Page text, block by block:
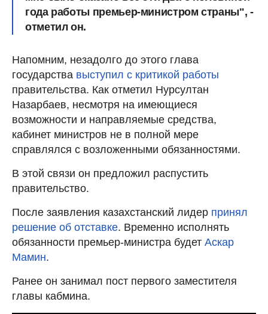
года работы премьер-министром страны", -
отметил он.
Напомним, незадолго до этого глава
государства выступил с критикой работы
правительства. Как отметил Нурсултан
Назарбаев, несмотря на имеющиеся
возможности и направляемые средства,
кабинет министров не в полной мере
справлялся с возложенными обязанностями.
В этой связи он предложил распустить
правительство.
После заявления казахстанский лидер принял
решение об отставке. Временно исполнять
обязанности премьер-министра будет Аскар
Мамин.
Ранее он занимал пост первого заместителя
главы кабмина.